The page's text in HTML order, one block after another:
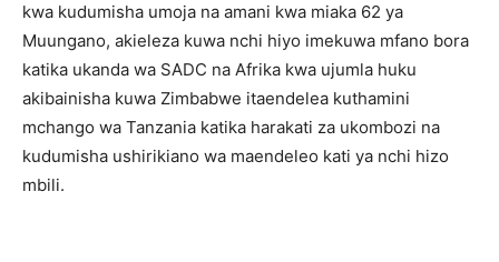
kwa kudumisha umoja na amani kwa miaka 62 ya
Muungano, akieleza kuwa nchi hiyo imekuwa mfano bora
katika ukanda wa SADC na Afrika kwa ujumla huku
akibainisha kuwa Zimbabwe itaendelea kuthamini
mchango wa Tanzania katika harakati za ukombozi na
kudumisha ushirikiano wa maendeleo kati ya nchi hizo
mbili.